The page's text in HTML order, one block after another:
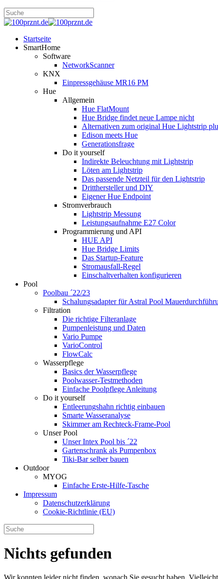
Startseite
SmartHome
Software
NetworkScanner
KNX
Einpressgehäuse MR16 PM
Hue
Allgemein
Hue FlatMount
Hue Bridge findet neue Lampe nicht
Alternativen zum original Hue Lightstrip
Edison meets Hue
Generationsfrage
Do it yourself
Indirekte Beleuchtung mit Lightstrip
Löten am Lightstrip
Das passende Netzteil für den Lightstrip
Dritthersteller und DIY
Eigener Hue Endpoint
Stromverbrauch
Lightstrip Messung
Leistungsaufnahme E27 Color
Programmierung und API
HUE API
Hue Bridge Limits
Das Startup-Feature
Stromausfall-Regel
Einschaltverhalten konfigurieren
Pool
Poolbau ´22/23
Schalungs­adapter für Astral Pool
Filtration
Die richtige Filter­anlage
Pumpenleistung und Daten
Vario Pumpe
Vario­Control
FlowCalc
Wasserpflege
Basics der Wasserpflege
Poolwasser-Testmethoden
Einfache Poolpflege Anleitung
Do it yourself
Ent­leerungs­hahn richtig einbauen
Smarte Wasseranalyse
Skimmer am Rechteck-Frame-Pool
Unser Pool
Unser Intex Pool bis ´22
Gartenschrank als Pumpenbox
Tiki-Bar selber bauen
Outdoor
MYOG
Einfache Erste-Hilfe-Tasche
Impressum
Datenschutzerklärung
Cookie-Richtlinie (EU)
Nichts gefunden
Wir konnten leider nicht finden, wonach Sie gesucht haben.